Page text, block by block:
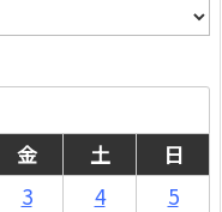
金 土
日
3 4
5